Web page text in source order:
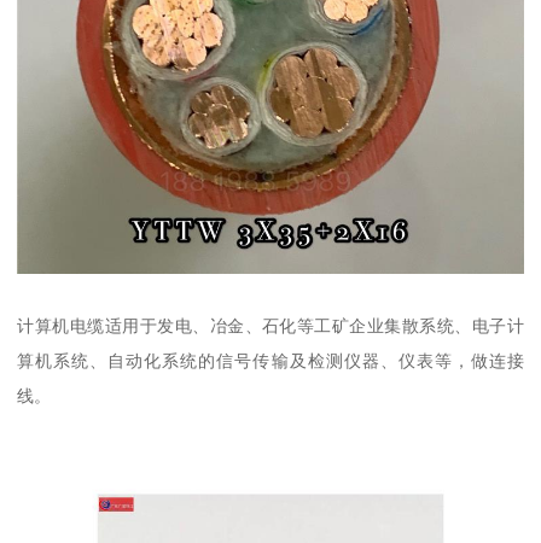
计算机电缆适用于发电、冶金、石化等工矿企业集散系统、电子计
算机系统、自动化系统的信号传输及检测仪器、仪表等，做连接
线。